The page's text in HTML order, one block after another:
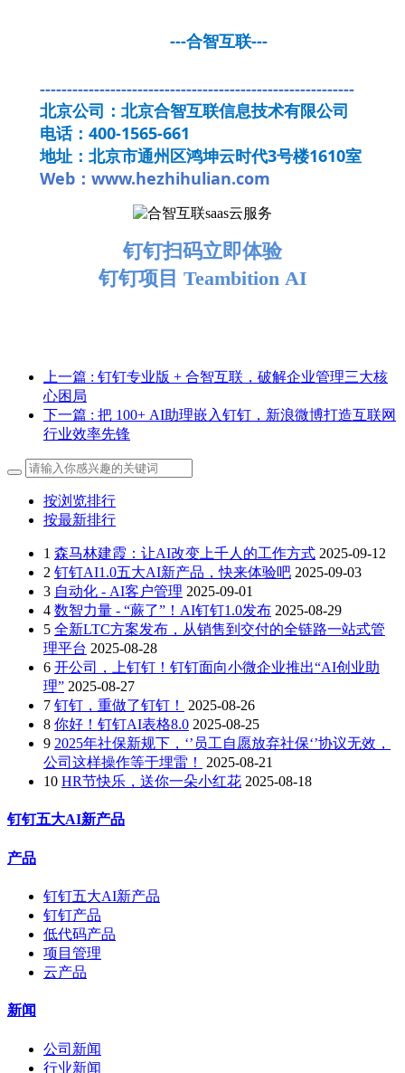
---合智互联---
----------------------------------------------------------
北京公司：北京合智互联信息技术有限公司
电话：400-1565-661
地址：北京市通州区鸿坤云时代3号楼1610室
Web：www.hezhihulian.com
钉钉扫码立即体验
钉钉项目 Teambition AI
上一篇 : 钉钉专业版 + 合智互联，破解企业管理三大核
心困局
下一篇 : 把 100+ AI助理嵌入钉钉，新浪微博打造互联网
行业效率先锋
按浏览排行
按最新排行
1 森马林建霞：让AI改变上千人的工作方式 2025-09-12
2 钉钉AI1.0五大AI新产品，快来体验吧 2025-09-03
3 自动化 - AI客户管理 2025-09-01
4 数智力量 - “蕨了”！AI钉钉1.0发布 2025-08-29
5 全新LTC方案发布，从销售到交付的全链路一站式管
理平台 2025-08-28
6 开公司，上钉钉！钉钉面向小微企业推出“AI创业助
理” 2025-08-27
7 钉钉，重做了钉钉！
2025-08-26
8 你好！钉钉AI表格8.0 2025-08-25
9 2025年社保新规下，‘’员工自愿放弃社保‘’协议无效，
公司这样操作等于埋雷！
2025-08-21
10 HR节快乐，送你一朵小红花 2025-08-18
钉钉五大AI新产品
产品
钉钉五大AI新产品
钉钉产品
低代码产品
项目管理
云产品
新闻
公司新闻
行业新闻